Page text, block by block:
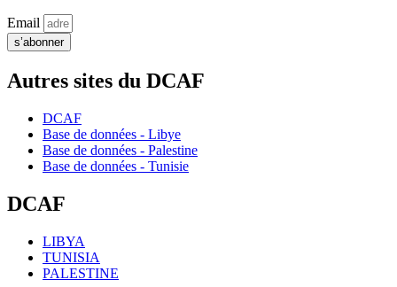
Email
s’abonner
Autres sites du DCAF
DCAF
Base de données - Libye
Base de données - Palestine
Base de données - Tunisie
DCAF
LIBYA
TUNISIA
PALESTINE